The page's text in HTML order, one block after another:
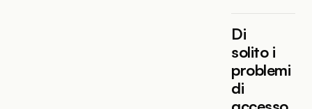
Di
solito i
problemi
di